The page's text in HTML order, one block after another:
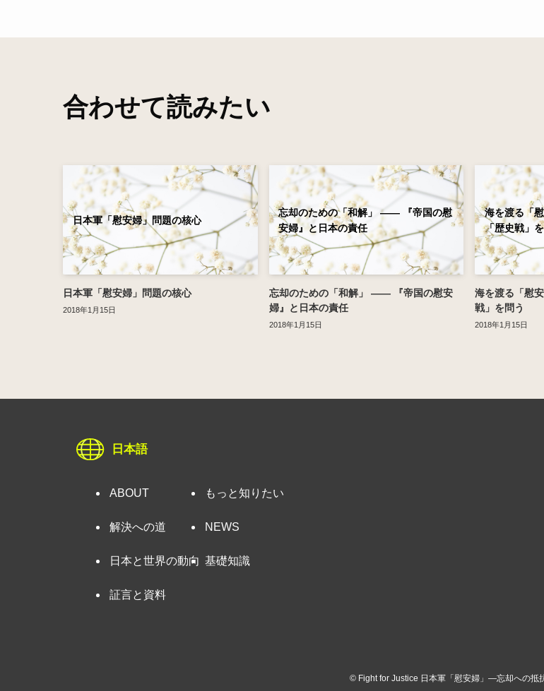
合わせて読みたい
日本軍「慰安婦」問題の核心
日本軍「慰安婦」問題の核心
2018年1月15日
忘却のための「和解」 ―― 『帝国の慰
安婦』と日本の責任
忘却のための「和解」 ―― 『帝国の慰安
婦』と日本の責任
2018年1月15日
海を渡る「
「歴史戦」
海を渡る「慰
戦」を問う
2018年1月15日
日本語
ABOUT もっと知りたい
解決への道 NEWS
日本と世界の動向 基礎知識
証言と資料
©Fight for Justice 日本軍「慰安婦」―忘却への抵